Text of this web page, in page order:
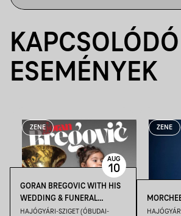
KAPCSOLÓDÓ
ESEMÉNYEK
ZENE
GORAN BREGOVIC WITH HIS
WEDDING & FUNERAL
ORCHESTRA
HAJÓGYÁRI-SZIGET (ÓBUDAI-
AUG
10
ZENE